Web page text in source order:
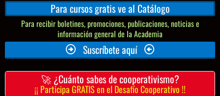
Para cursos gratis ve al Catálogo
Para recibir boletines, promociones, publicaciones, noticias e
información general de la Academia
Suscríbete aquí
🚀 ¿Cuánto sabes de cooperativismo?
¡¡ Participa GRATIS en el Desafío Cooperativo !!